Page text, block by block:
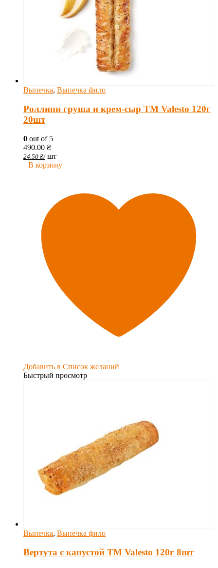
Выпечка, Выпечка фило
Роллини груша и крем-сыр TM Valesto 120г
20шт
0 out of 5
490.00 ₴
24.50 ₴/ шт
В корзину
Добавить в Список желаний
Быстрый просмотр
Выпечка, Выпечка фило
Вертута с капустой TM Valesto 120г 8шт